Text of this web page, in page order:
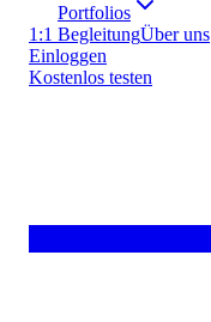
Portfolios
1:1 BegleitungÜber uns
Einloggen
Kostenlos testen